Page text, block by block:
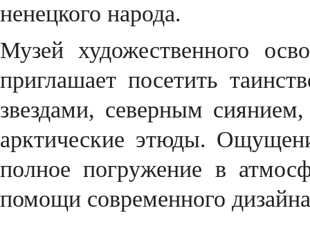
ненецкого народа.
Музей художественного
приглашает посетить
звездами, северным
арктические этюды.
полное погружение в
помощи современного